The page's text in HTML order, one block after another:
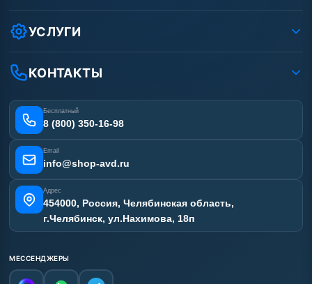
Условия соглашения
Вакансии
Статьи
Как заказать?
Оплата
Лизинг
Получить скидку
УСЛУГИ
Ремонт АВД
Сертификаты
Отзывы наших клиентов
Карта сайта
КОНТАКТЫ
Бесплатный
8 (800) 350-16-98
Email
info@shop-avd.ru
Адрес
454000, Россия, Челябинская область,
г.Челябинск, ул.Нахимова, 18п
МЕССЕНДЖЕРЫ